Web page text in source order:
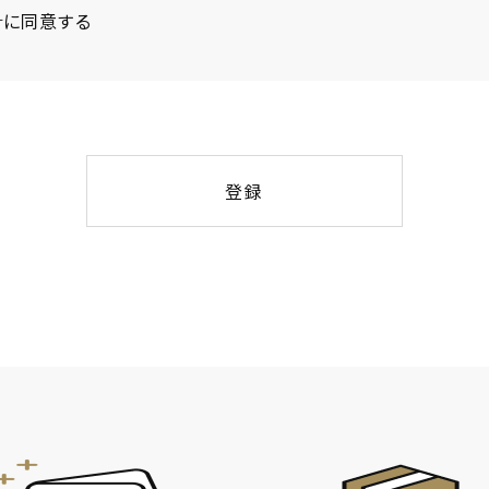
に同意する
登録